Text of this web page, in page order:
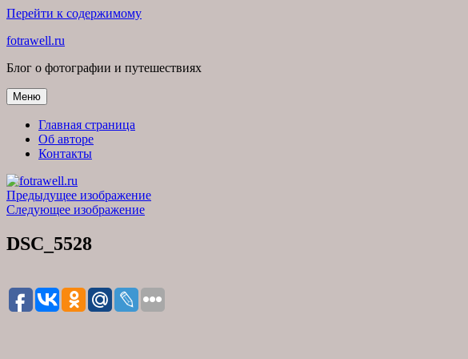
Перейти к содержимому
fotrawell.ru
Блог о фотографии и путешествиях
Меню
Главная страница
Об авторе
Контакты
Предыдущее изображение
Следующее изображение
DSC_5528